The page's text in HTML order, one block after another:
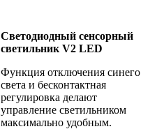
Светодиодный сенсорный
светильник V2 LED
Функция отключения синего
света и бесконтактная
регулировка делают
управление светильником
максимально удобным.